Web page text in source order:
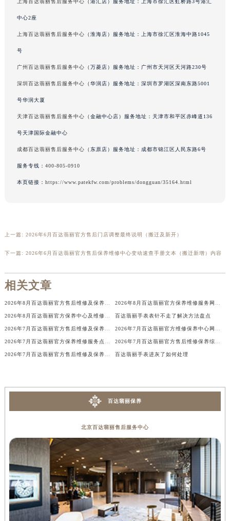
上海百达翡丽售后服务中心 （港汇店）服务地址：上海市徐汇区虹桥路3号港汇
中心2座
上海百达翡丽售后服务中心 （淮海店）服务地址：上海市徐汇区淮海中路1045
号
广州百达翡丽售后服务中心 （万菱店）服务地址：广州市天河区天河路230号
深圳百达翡丽售后服务中心 （华润店）服务地址：深圳市罗湖区深南东路5001
号华润大厦
天津百达翡丽售后服务中心 （金融中心店）服务地址：天津市和平区赤峰道136
号天津国际金融中心
成都百达翡丽售后服务中心 （东原店）服务地址：成都市锦江区人民东路6号
服务专线： 400-805-0910
本页链接： https://www.patekfw.com/problems/dongguan/35164.html
上一篇: 2026年6月百达翡丽官方售后门店调整最终说明（搬迁及新开）
下一篇: 2026年6月百达翡丽官方售后保养维修中心变动速查手册文本（搬迁新增）内容
相关文章
2026年8月百达翡丽官方售后维修及保养中心网点更新补充最终汇总文本 2026年8月百达翡丽官方保养维修服务网络扩容补充最终公告（迁址新开）确认
2026年8月百达翡丽官方保养中心及维修服务点变动对照补充最终表确认发布 百达翡丽手表表针不走了解决方法盘点
2026年7月百达翡丽官方售后维修及保养中心网点更新补充汇总确认文件 2026年7月百达翡丽官方维修保养中心网点地址变更及新开清单文本
2026年7月百达翡丽官方保养维修服务点最终迁移与新设网点完整版 2026年7月百达翡丽官方售后维修保养综合服务中心迁址开业完整事项
2026年7月百达翡丽官方售后维修及保养中心网点更新补充汇总表文件 百达翡丽手表进灰了如何处理
百达翡丽保养
北京百达翡丽售后服务中心